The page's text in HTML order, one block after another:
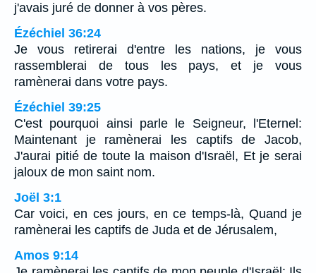
j'avais juré de donner à vos pères.
Ézéchiel 36:24
Je vous retirerai d'entre les nations, je vous
rassemblerai de tous les pays, et je vous
ramènerai dans votre pays.
Ézéchiel 39:25
C'est pourquoi ainsi parle le Seigneur, l'Eternel:
Maintenant je ramènerai les captifs de Jacob,
J'aurai pitié de toute la maison d'Israël, Et je serai
jaloux de mon saint nom.
Joël 3:1
Car voici, en ces jours, en ce temps-là, Quand je
ramènerai les captifs de Juda et de Jérusalem,
Amos 9:14